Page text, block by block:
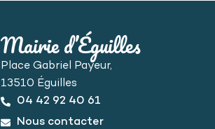
Mairie d’Éguilles
Place Gabriel Payeur,
13510 Éguilles
04 42 92 40 61
Nous contacter